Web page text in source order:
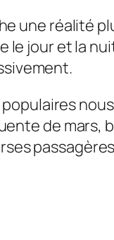
une réalité
le jour et la
de mars,